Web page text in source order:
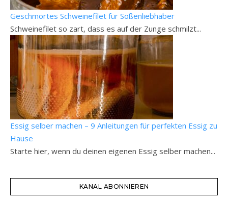
Geschmortes Schweinefilet für Soßenliebhaber
Schweinefilet so zart, dass es auf der Zunge schmilzt...
Essig selber machen – 9 Anleitungen für perfekten Essig zu
Hause
Starte hier, wenn du deinen eigenen Essig selber machen...
KANAL ABONNIEREN